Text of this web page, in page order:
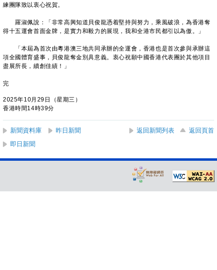
練團隊致以衷心祝賀。
羅淑佩說：「非常高興知道貝俊龍憑着堅持與努力，乘風破浪，為香港奪
得十五運會首面金牌，是實力和毅力的展現，我和全港市民都引以為傲。」
「本屆為首次由粵港澳三地共同承辦的全運會，香港也是首次參與承辦這
項全國體育盛事，貝俊龍奪金別具意義。衷心祝願中國香港代表團於其他項目
盡展所長，續創佳績！」
完
2025年10月29日（星期三）
香港時間14時39分
新聞資料庫 昨日新聞 返回新聞列表
返回頁首
即日新聞